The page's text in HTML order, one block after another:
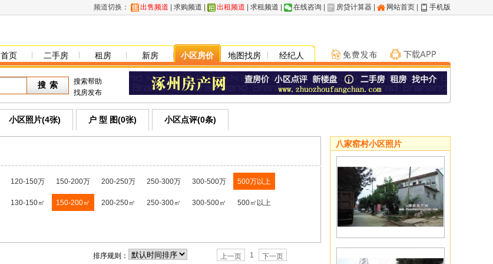
频道切换： 出售频道 求购频道 出租频道 求租频道 在线咨询 房贷计算器 网站首页 手机版
首页 二手房 租房 新房 小区房价 地图找房 经纪人
搜索帮助
找房发布
小区照片(4张) 户 型 图(0张) 小区点评(0条)
120-150万 150-200万 200-250万 250-300万 300-500万 500万以上
130-150㎡ 150-200㎡ 200-250㎡ 250-300㎡ 300-500㎡ 500㎡以上
排序规则： 上一页 1 下一页
八家窑村小区照片